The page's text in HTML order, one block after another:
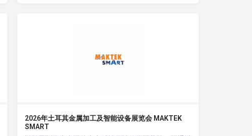
2026年土耳其金属加工及智能设备展览会 MAKTEK
SMART